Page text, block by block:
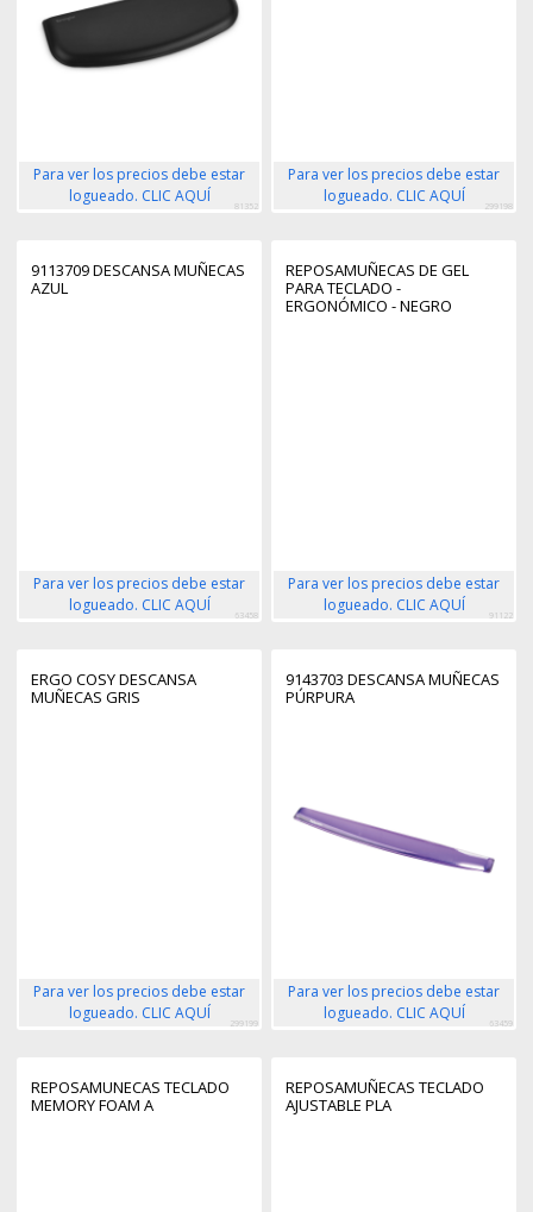
Para ver los precios debe estar
logueado. CLIC AQUÍ
81352
Para ver los precios debe estar
logueado. CLIC AQUÍ
299198
9113709 DESCANSA MUÑECAS
AZUL
Para ver los precios debe estar
logueado. CLIC AQUÍ
63458
REPOSAMUÑECAS DE GEL
PARA TECLADO -
ERGONÓMICO - NEGRO
Para ver los precios debe estar
logueado. CLIC AQUÍ
91122
ERGO COSY DESCANSA
MUÑECAS GRIS
Para ver los precios debe estar
logueado. CLIC AQUÍ
299199
9143703 DESCANSA MUÑECAS
PÚRPURA
Para ver los precios debe estar
logueado. CLIC AQUÍ
63459
REPOSAMUNECAS TECLADO
MEMORY FOAM A
REPOSAMUÑECAS TECLADO
AJUSTABLE PLA